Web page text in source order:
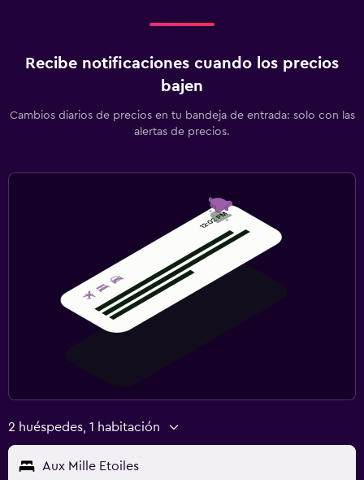
Recibe notificaciones cuando los precios
bajen
Cambios diarios de precios en tu bandeja de entrada: solo con las
alertas de precios.
2 huéspedes, 1 habitación
Aux Mille Etoiles